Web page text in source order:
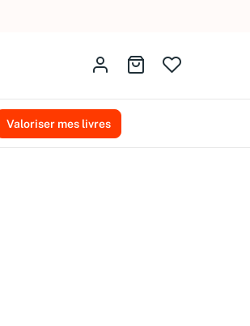
Identifiez-vousAller au panier
Valoriser mes livres